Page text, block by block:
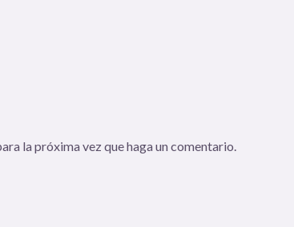
la próxima vez que haga un comentario.